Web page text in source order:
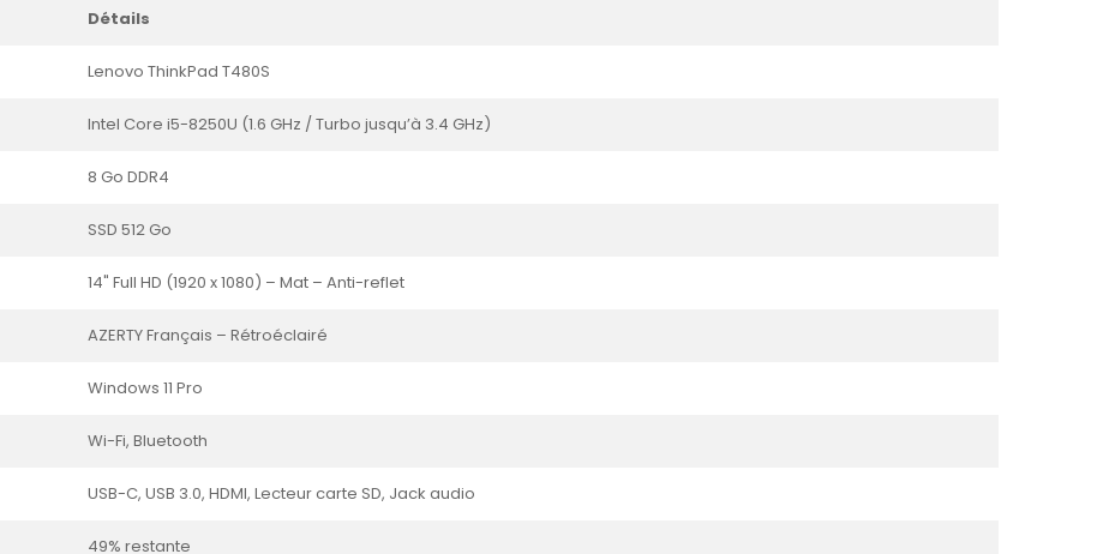
Détails
Lenovo ThinkPad T480S
Intel Core i5-8250U (1.6 GHz / Turbo jusqu’à 3.4 GHz)
8 Go DDR4
SSD 512 Go
14" Full HD (1920 x 1080) – Mat – Anti-reflet
AZERTY Français – Rétroéclairé
Windows 11 Pro
Wi-Fi, Bluetooth
USB-C, USB 3.0, HDMI, Lecteur carte SD, Jack audio
49% restante